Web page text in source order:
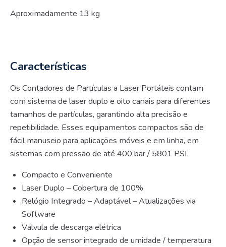
Aproximadamente 13 kg
Características
Os Contadores de Partículas a Laser Portáteis contam
com sistema de laser duplo e oito canais para diferentes
tamanhos de partículas, garantindo alta precisão e
repetibilidade. Esses equipamentos compactos são de
fácil manuseio para aplicações móveis e em linha, em
sistemas com pressão de até 400 bar / 5801 PSI.
Compacto e Conveniente
Laser Duplo – Cobertura de 100%
Relógio Integrado – Adaptável – Atualizações via
Software
Válvula de descarga elétrica
Opção de sensor integrado de umidade / temperatura